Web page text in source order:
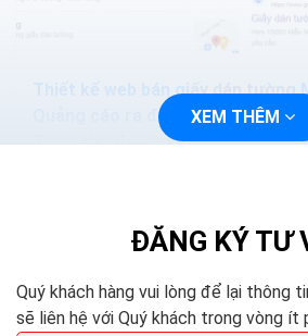
Thiết kế web bán giấy dán tường
Quảng cáo ra đơn 100%
Trong thời đại công nghệ 4.0 việc
XEM THÊM
ĐĂNG KÝ TƯ
Quý khách hàng vui lòng để lại thông
sẽ liên hệ với Quý khách trong vòng ít